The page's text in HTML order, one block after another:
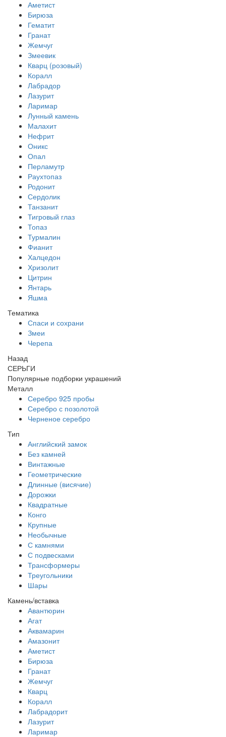
Аметист
Бирюза
Гематит
Гранат
Жемчуг
Змеевик
Кварц (розовый)
Коралл
Лабрадор
Лазурит
Ларимар
Лунный камень
Малахит
Нефрит
Оникс
Опал
Перламутр
Раухтопаз
Родонит
Сердолик
Танзанит
Тигровый глаз
Топаз
Турмалин
Фианит
Халцедон
Хризолит
Цитрин
Янтарь
Яшма
Тематика
Спаси и сохрани
Змеи
Черепа
Назад
СЕРЬГИ
Популярные подборки украшений
Металл
Серебро 925 пробы
Серебро с позолотой
Черненое серебро
Тип
Английский замок
Без камней
Винтажные
Геометрические
Длинные (висячие)
Дорожки
Квадратные
Конго
Крупные
Необычные
С камнями
С подвесками
Трансформеры
Треугольники
Шары
Камень/вставка
Авантюрин
Агат
Аквамарин
Амазонит
Аметист
Бирюза
Гранат
Жемчуг
Кварц
Коралл
Лабрадорит
Лазурит
Ларимар